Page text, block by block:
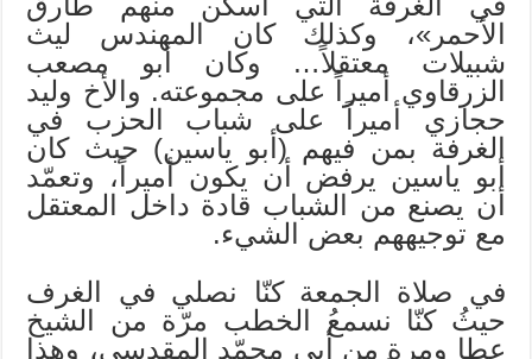
الأحمر»، وكذلك كان المهندس ليث
شبيلات معتقلاً… وكان أبو مصعب
الزرقاوي أميراً على مجموعته. والأخ وليد
حجازي أميراً على شباب الحزب في
الغرفة بمن فيهم (أبو ياسين) حيث كان
أبو ياسين يرفض أن يكون أميراً، وتعمّد
أن يصنع من الشباب قادة داخل المعتقل
مع توجيههم بعض الشيء.
في صلاة الجمعة كنّا نصلي في الغرف
حيثُ كنّا نسمعُ الخطب مرّة من الشيخ
عطا ومرة من أبي محمّد المقدسي، وهذا